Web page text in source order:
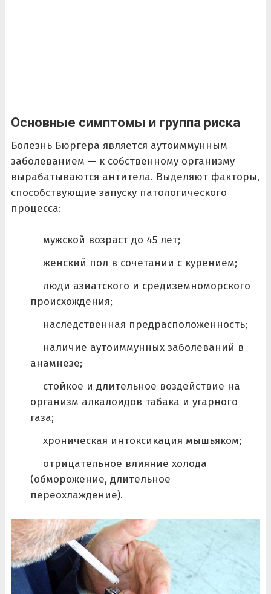
Основные симптомы и группа риска
Болезнь Бюргера является аутоиммунным
заболеванием — к собственному организму
вырабатываются антитела. Выделяют факторы,
способствующие запуску патологического
процесса:
мужской возраст до 45 лет;
женский пол в сочетании с курением;
люди азиатского и средиземноморского
происхождения;
наследственная предрасположенность;
наличие аутоиммунных заболеваний в
анамнезе;
стойкое и длительное воздействие на
организм алкалоидов табака и угарного
газа;
хроническая интоксикация мышьяком;
отрицательное влияние холода
(обморожение, длительное
переохлаждение).